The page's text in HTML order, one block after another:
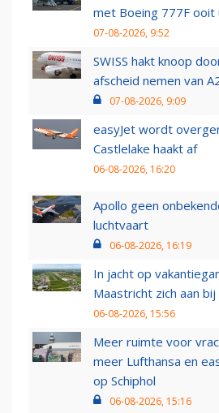
met Boeing 777F ooit
07-08-2026, 9:52
SWISS hakt knoop
afscheid nemen van
07-08-2026, 9:09
easyJet wordt
Castlelake haakt af
06-08-2026, 16:20
Apollo geen
luchtvaart
06-08-2026, 16:19
In jacht op
Maastricht zich aan bij
06-08-2026, 15:56
Meer ruimte voor
meer Lufthansa en
op Schiphol
06-08-2026, 15:16